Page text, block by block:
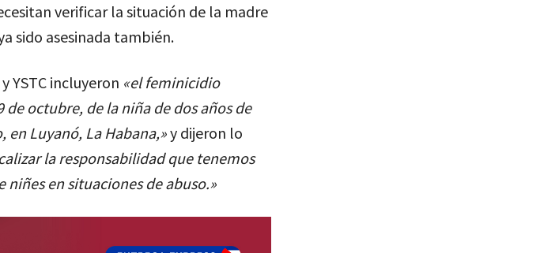
verificar la situación de la madre
sido asesinada también.
YSTC incluyeron «el feminicidio
octubre, de la niña de dos años de
en Luyanó, La Habana,»y dijeron lo
la responsabilidad que tenemos
en situaciones de abuso.»